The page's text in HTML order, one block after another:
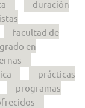
duración
facultad de
grado en
prácticas
programas